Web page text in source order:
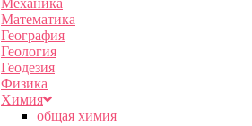
Механика
Математика
География
Геология
Геодезия
Физика
Химия
общая химия